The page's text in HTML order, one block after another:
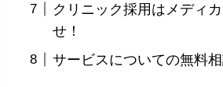
クリニック採用はメディ
せ！
サービスについての無料